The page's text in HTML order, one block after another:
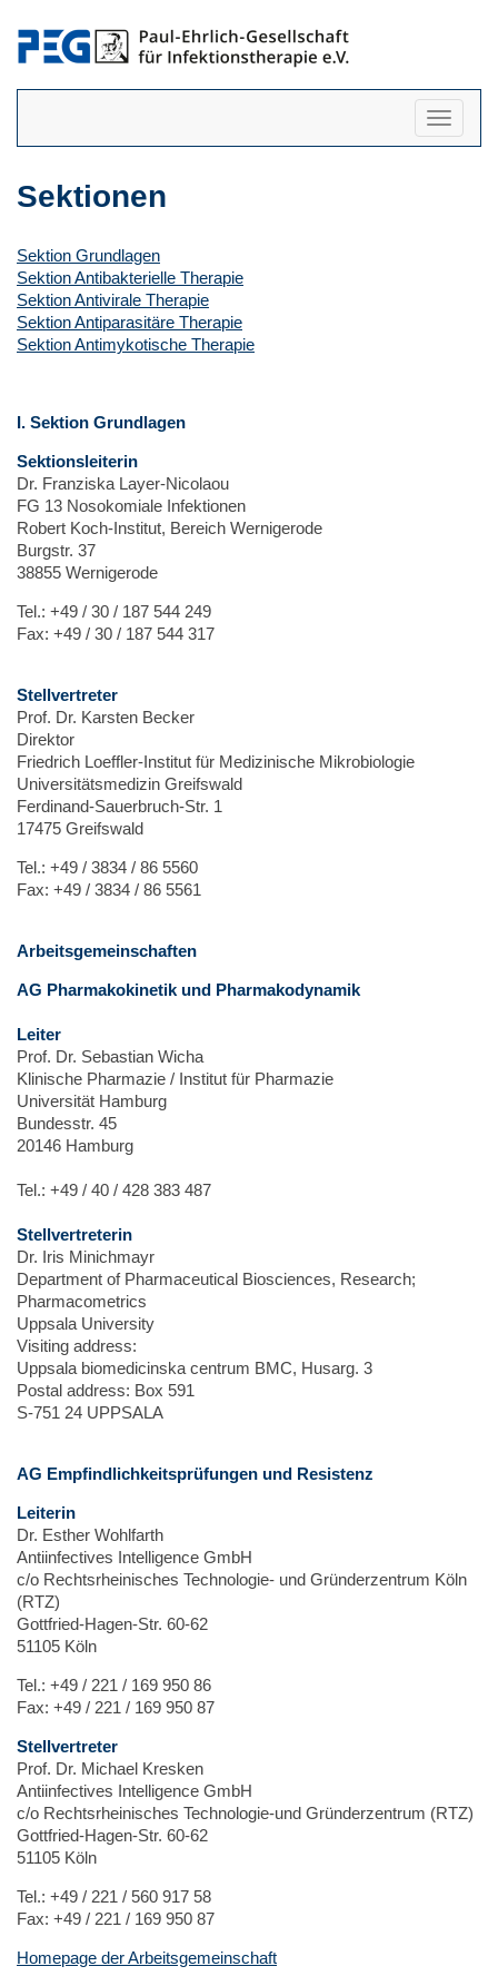
anzeigen
Sektionen
Sektion Grundlagen
Sektion Antibakterielle Therapie
Sektion Antivirale Therapie
Sektion Antiparasitäre Therapie
Sektion Antimykotische Therapie
I. Sektion Grundlagen
Sektionsleiterin
Dr. Franziska Layer-Nicolaou
FG 13 Nosokomiale Infektionen
Robert Koch-Institut, Bereich Wernigerode
Burgstr. 37
38855 Wernigerode
Tel.: +49 / 30 / 187 544 249
Fax: +49 / 30 / 187 544 317
Stellvertreter
Prof. Dr. Karsten Becker
Direktor
Friedrich Loeffler-Institut für Medizinische Mikrobiologie
Universitätsmedizin Greifswald
Ferdinand-Sauerbruch-Str. 1
17475 Greifswald
Tel.: +49 / 3834 / 86 5560
Fax: +49 / 3834 / 86 5561
Arbeitsgemeinschaften
AG Pharmakokinetik und Pharmakodynamik
Leiter
Prof. Dr. Sebastian Wicha
Klinische Pharmazie / Institut für Pharmazie
Universität Hamburg
Bundesstr. 45
20146 Hamburg
Tel.: +49 / 40 / 428 383 487
Stellvertreterin
Dr. Iris Minichmayr
Department of Pharmaceutical Biosciences, Research;
Pharmacometrics
Uppsala University
Visiting address:
Uppsala biomedicinska centrum BMC, Husarg. 3
Postal address: Box 591
S-751 24 UPPSALA
AG Empfindlichkeitsprüfungen und Resistenz
Leiterin
Dr. Esther Wohlfarth
Antiinfectives Intelligence GmbH
c/o Rechtsrheinisches Technologie- und Gründerzentrum Köln
(RTZ)
Gottfried-Hagen-Str. 60-62
51105 Köln
Tel.: +49 / 221 / 169 950 86
Fax: +49 / 221 / 169 950 87
Stellvertreter
Prof. Dr. Michael Kresken
Antiinfectives Intelligence GmbH
c/o Rechtsrheinisches Technologie-und Gründerzentrum (RTZ)
Gottfried-Hagen-Str. 60-62
51105 Köln
Tel.: +49 / 221 / 560 917 58
Fax: +49 / 221 / 169 950 87
Homepage der Arbeitsgemeinschaft